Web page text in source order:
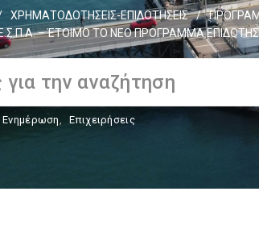
ΧΡΗΜΑΤΟΔΟΤΗΣΕΙΣ-ΕΠΙΔΟΤΗΣΕΙΣ /
Ε.Σ.Π.Α. – ΈΤΟΙΜΟ ΤΟ ΝΕΟ ΠΡΟΓΡΑΜΜΑ
, Επιχειρήσεις